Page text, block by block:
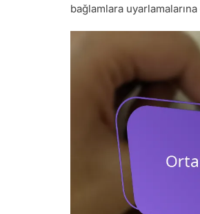
bağlamlara uyarlamalarına